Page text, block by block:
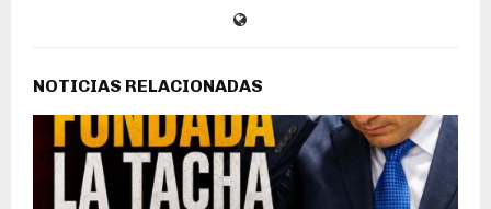
NOTICIAS RELACIONADAS